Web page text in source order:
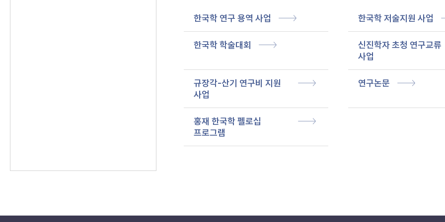
한국학 연구 용역 사업 한국학 저술지원 사업
한국학 학술대회
신진학자 초청 연구교류
사업
규장각-산기 연구비 지원
사업
연구논문
홍재 한국학 펠로십
프로그램